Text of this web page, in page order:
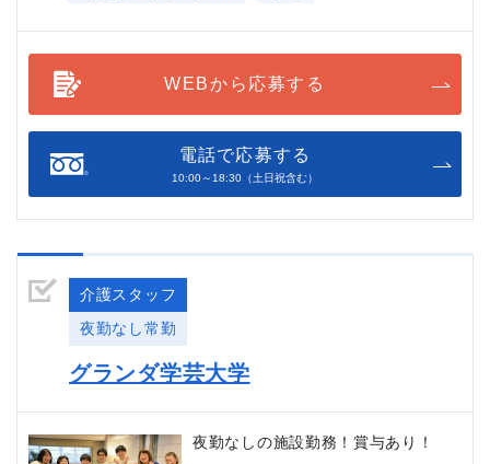
WEBから応募する
電話で応募する
10:00～18:30（土日祝含む）
介護スタッフ
夜勤なし常勤
グランダ学芸大学
夜勤なしの施設勤務！賞与あり！